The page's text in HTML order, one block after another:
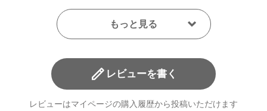
レビューを書く
レビューはマイページの購入履歴から投稿いただけます